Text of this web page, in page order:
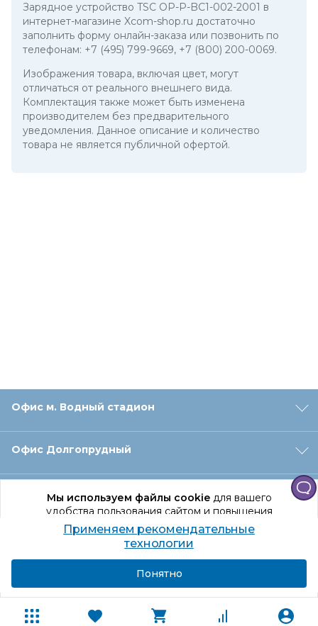
Мы используем файлы cookieдля вашего
удобства пользования сайтом и повышения
качества рекомендаций.
Продолжая использование сайта, вы даете
согласие на обработку персональных данных
Зарядное устройство TSC OP-P-BC1-002-2001 в
интернет-магазине Xcom-shop.ru достаточно
заполнить форму онлайн-заказа или позвонить по
телефонам: +7 (495) 799-9669, +7 (800) 200-0069.
Изображения товара, включая цвет, могут
отличаться от реального внешнего вида.
Комплектация также может быть изменена
производителем без предварительного
уведомления. Данное описание и количество
товара не является публичной офертой.
Офис м. Водный стадион
Офис Долгопрудный
Офис Санкт‑Петербург
Оформление заказа
Покупателям
Применяем рекомендательные
технологии
Понятно